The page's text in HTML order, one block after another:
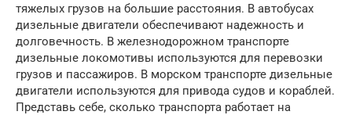
тяжелых грузов на большие расстояния. В автобусах
дизельные двигатели обеспечивают надежность и
долговечность. В железнодорожном транспорте
дизельные локомотивы используются для перевозки
грузов и пассажиров. В морском транспорте дизельные
двигатели используются для привода судов и кораблей.
Представь себе, сколько транспорта работает на